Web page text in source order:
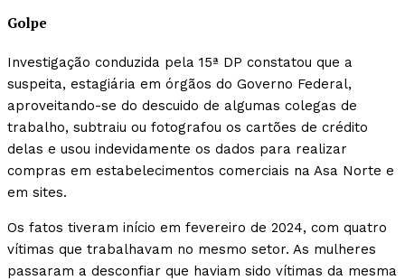
Golpe
Investigação conduzida pela 15ª DP constatou que a
suspeita, estagiária em órgãos do Governo Federal,
aproveitando-se do descuido de algumas colegas de
trabalho, subtraiu ou fotografou os cartões de crédito
delas e usou indevidamente os dados para realizar
compras em estabelecimentos comerciais na Asa Norte e
em sites.
Os fatos tiveram início em fevereiro de 2024, com quatro
vítimas que trabalhavam no mesmo setor. As mulheres
passaram a desconfiar que haviam sido vítimas da mesma